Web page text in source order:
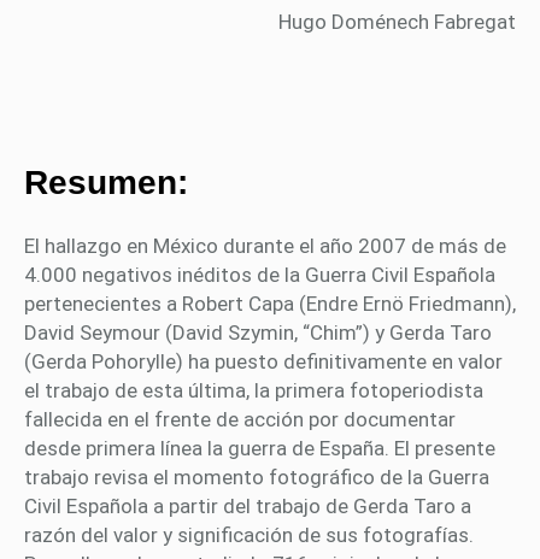
Hugo Doménech Fabregat
Resumen:
El hallazgo en México durante el año 2007 de más de
4.000 negativos inéditos de la Guerra Civil Española
pertenecientes a Robert Capa (Endre Ernö Friedmann),
David Seymour (David Szymin, “Chim”) y Gerda Taro
(Gerda Pohorylle) ha puesto definitivamente en valor
el trabajo de esta última, la primera fotoperiodista
fallecida en el frente de acción por documentar
desde primera línea la guerra de España. El presente
trabajo revisa el momento fotográfico de la Guerra
Civil Española a partir del trabajo de Gerda Taro a
razón del valor y significación de sus fotografías.